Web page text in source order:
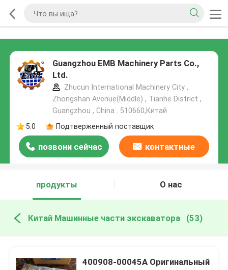
Guangzhou EMB Machinery Parts Co.,
Ltd.
Zhucun International Machinery City ,
Zhongshan Avenue(Middle) , Tianhe District ,
Guangzhou , China . 510660,Китай
5.0
Подтверженный поставщик
позвони сейчас контактные
продукты
О нас
Китай Машинные части экскаватора (53)
400908-00045A Оригинальный